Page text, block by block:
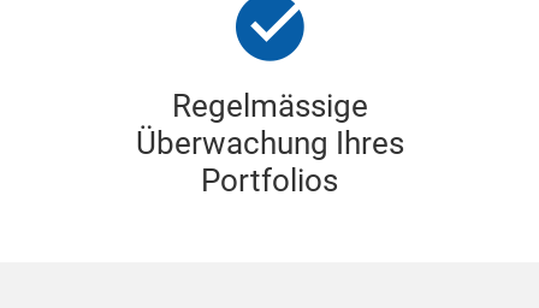
Regelmässige
Überwachung Ihres
Portfolios